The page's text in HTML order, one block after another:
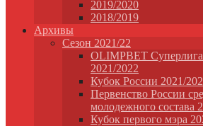
2019/2020
2018/2019
Архивы
Сезон 2021/22
OLIMPBET
2021/2022
Кубок России 2021/
Первенство России
молодежного состава
Кубок первого мэра